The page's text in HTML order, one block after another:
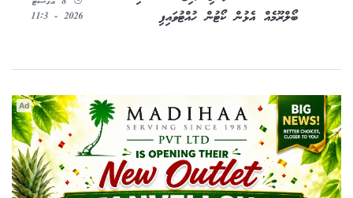
ބޯލްރޫމެއް އެޅުން ކޯޓުން ހުއްޓުވައިފި
2026 - 11:3
Ad